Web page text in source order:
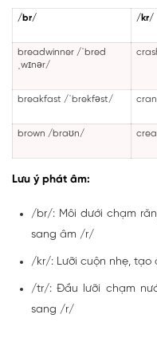
/br/ /kr/
breadwinner /ˈbred
ˌwɪnər/
breakfast /ˈbrekfəst/
brown /braʊn/
Lưu ý phát âm:
/br/: Môi dưới chạm
sang âm /r/
/kr/: Lưỡi cuộn nhẹ,
/tr/: Đầu lưỡi chạm
sang /r/